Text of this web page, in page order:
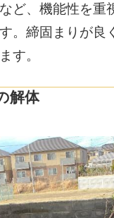
ど、機能性を重
。締固まりが良
す。
解体